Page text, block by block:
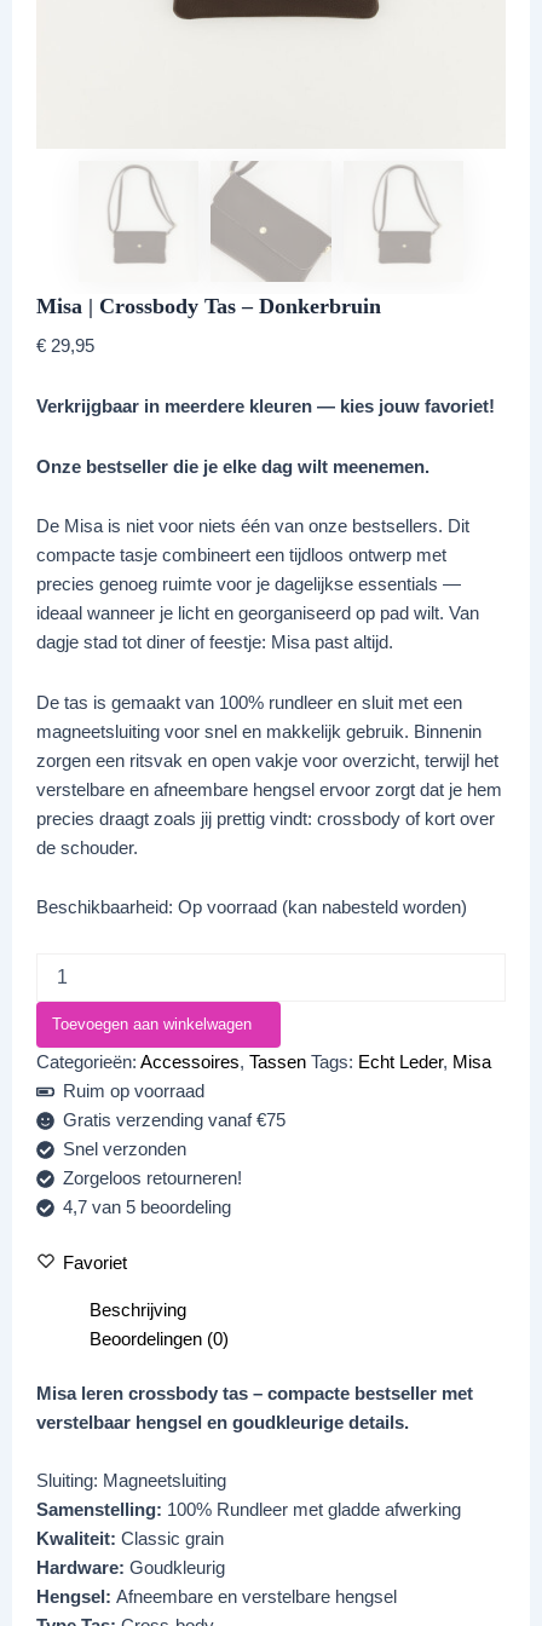
Misa | Crossbody Tas – Donkerbruin
€ 29,95
Verkrijgbaar in meerdere kleuren — kies jouw favoriet!
Onze bestseller die je elke dag wilt meenemen.
De Misa is niet voor niets één van onze bestsellers. Dit
compacte tasje combineert een tijdloos ontwerp met
precies genoeg ruimte voor je dagelijkse essentials —
ideaal wanneer je licht en georganiseerd op pad wilt. Van
dagje stad tot diner of feestje: Misa past altijd.
De tas is gemaakt van 100% rundleer en sluit met een
magneetsluiting voor snel en makkelijk gebruik. Binnenin
zorgen een ritsvak en open vakje voor overzicht, terwijl het
verstelbare en afneembare hengsel ervoor zorgt dat je hem
precies draagt zoals jij prettig vindt: crossbody of kort over
de schouder.
Beschikbaarheid: Op voorraad (kan nabesteld worden)
Toevoegen aan winkelwagen
Categorieën: Accessoires, Tassen Tags: Echt Leder, Misa
Ruim op voorraad
Gratis verzending vanaf €75
Snel verzonden
Zorgeloos retourneren!
4,7 van 5 beoordeling
Favoriet
Beschrijving
Beoordelingen (0)
Misa leren crossbody tas – compacte bestseller met
verstelbaar hengsel en goudkleurige details.
Sluiting: Magneetsluiting
Samenstelling: 100% Rundleer met gladde afwerking
Kwaliteit: Classic grain
Hardware: Goudkleurig
Hengsel: Afneembare en verstelbare hengsel